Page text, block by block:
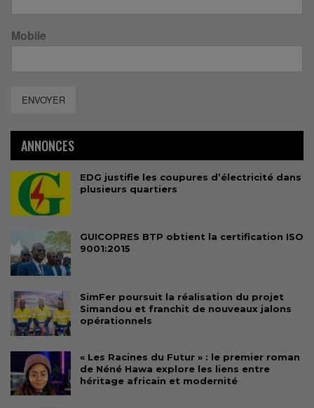
Mobile
ENVOYER
ANNONCES
EDG justifie les coupures d’électricité dans
plusieurs quartiers
GUICOPRES BTP obtient la certification ISO
9001:2015
SimFer poursuit la réalisation du projet
Simandou et franchit de nouveaux jalons
opérationnels
« Les Racines du Futur » : le premier roman
de Néné Hawa explore les liens entre
héritage africain et modernité